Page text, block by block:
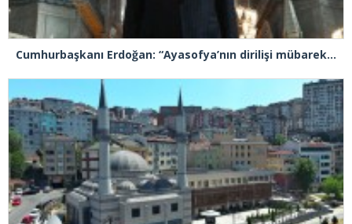
Cumhurbaşkanı Erdoğan: “Ayasofya’nın dirilişi mübarek olsun”